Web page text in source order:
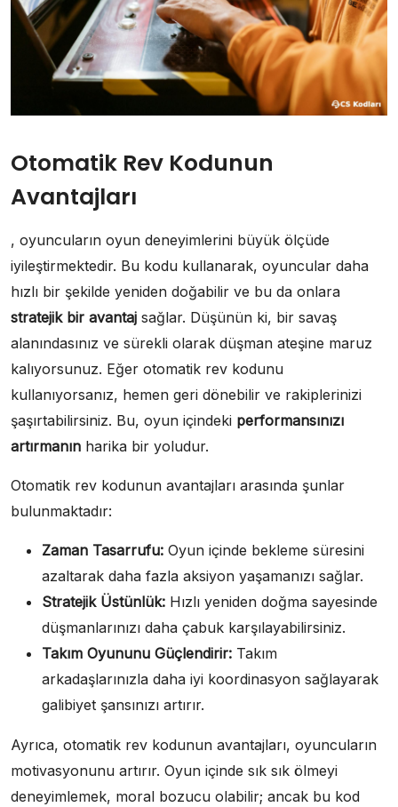
Otomatik Rev Kodunun
Avantajları
, oyuncuların oyun deneyimlerini büyük ölçüde
iyileştirmektedir. Bu kodu kullanarak, oyuncular daha
hızlı bir şekilde yeniden doğabilir ve bu da onlara
stratejik bir avantaj sağlar. Düşünün ki, bir savaş
alanındasınız ve sürekli olarak düşman ateşine maruz
kalıyorsunuz. Eğer otomatik rev kodunu
kullanıyorsanız, hemen geri dönebilir ve rakiplerinizi
şaşırtabilirsiniz. Bu, oyun içindeki performansınızı
artırmanın harika bir yoludur.
Otomatik rev kodunun avantajları arasında şunlar
bulunmaktadır:
Zaman Tasarrufu: Oyun içinde bekleme süresini
azaltarak daha fazla aksiyon yaşamanızı sağlar.
Stratejik Üstünlük: Hızlı yeniden doğma sayesinde
düşmanlarınızı daha çabuk karşılayabilirsiniz.
Takım Oyununu Güçlendirir: Takım
arkadaşlarınızla daha iyi koordinasyon sağlayarak
galibiyet şansınızı artırır.
Ayrıca, otomatik rev kodunun avantajları, oyuncuların
motivasyonunu artırır. Oyun içinde sık sık ölmeyi
deneyimlemek, moral bozucu olabilir; ancak bu kod